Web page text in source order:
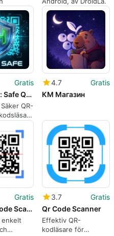
Gratis
Hola Scan: Safe QR Scanner
QR-
4.7
Gratis
КМ Магазин
Gratis
QR & Barcode Scanner
enkelt
3.7
Gratis
Qr Code Scanner
Effektiv QR-
kodläsare för